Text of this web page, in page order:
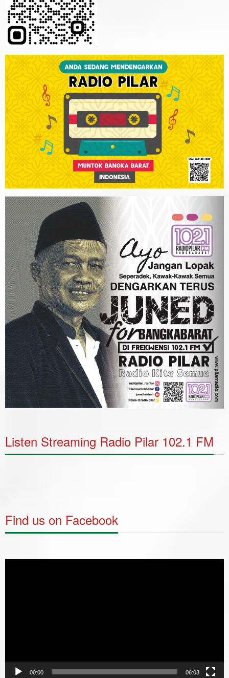
Listen Streaming Radio Pilar 102.1 FM
Find us on Facebook
00:00 06:03